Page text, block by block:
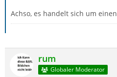
Achso, es handelt sich um
rum
Globaler Moderator